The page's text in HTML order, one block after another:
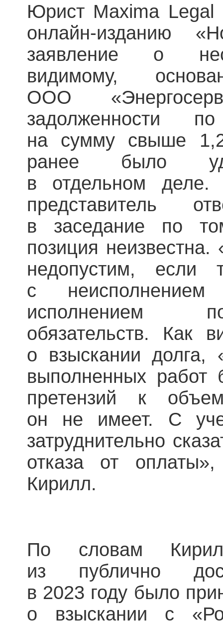
Юрист Maxima Legal
онлайн-изданию
заявление о
видимому,
ООО
задолженности
на сумму свыше
ранее было
в отдельном деле.
представитель
в заседание по
позиция
недопустим, если
с
исполнением
обязательств. Как
о взыскании долга,
выполненных работ
претензий к
он не имеет. С
затруднительно
отказа от
Кирилл.
По словам
из публично
в 2023 году было
о взыскании с